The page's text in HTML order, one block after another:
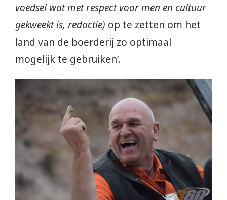
voedsel wat met respect voor men en cultuur
gekweekt is, redactie) op te zetten om het
land van de boerderij zo optimaal
mogelijk te gebruiken’.